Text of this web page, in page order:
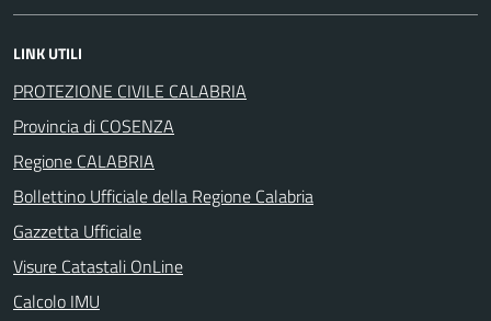
LINK UTILI
PROTEZIONE CIVILE CALABRIA
Provincia di COSENZA
Regione CALABRIA
Bollettino Ufficiale della Regione Calabria
Gazzetta Ufficiale
Visure Catastali OnLine
Calcolo IMU